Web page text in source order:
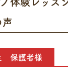
声
保護者様